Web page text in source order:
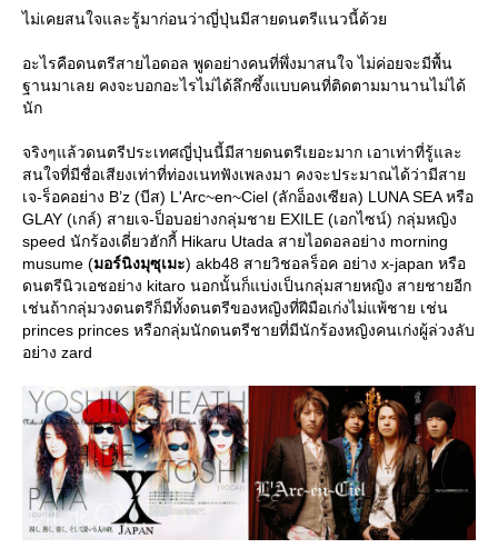
ไม่เคยสนใจและรู้มาก่อนว่าญี่ปุ่นมีสายดนตรีแนวนี้ด้ว
อะไรคือดนตรีสายไอดอล พูดอย่างคนที่พึ่งมาสนใจ ไม่ค่อยจะมีพื้น
ฐานมาเลย คงจะบอกอะไรไม่ได้ลึกซึ้งแบบคนที่ติดตามมานานไม่ได้
นัก
จริงๆแล้วดนตรีประเทศญี่ปุ่นนี้มีสายดนตรีเยอะมาก เอาเท่าที่รู้และ
สนใจที่มีชื่อเสียงเท่าที่ท่องเนทฟังเพลงมา คงจะประมาณได้ว่ามีสา
เจ-ร็อคอย่าง B’z (บีส) L'Arc~en~Ciel (ลักอ็องเซียล) LUNA SEA หรือ
GLAY (เกล์) สายเจ-ป็อบอย่างกลุ่มชาย EXILE (เอกไซน์) กลุ่มหญิง
speed นักร้องเดี่ยวฮักกี้ Hikaru Utada สายไอดอลอย่าง morning
musume (มอร์นิงมุซุเมะ) akb48 สายวิชอลร็อค อย่าง x-japan หรือ
ดนตรีนิวเอชอย่าง kitaro นอกนั้นก็แบ่งเป็นกลุ่มสายหญิง สายชายอีก
เช่นถ้ากลุ่มวงดนตรีก็มีทั้งดนตรีของหญิงที่ฝีมือเก่งไม่แพ้ชาย เช่น
princes princes หรือกลุ่มนักดนตรีชายที่มีนักร้องหญิงคนเก่งผู้ล่วงลับ
อย่าง zard